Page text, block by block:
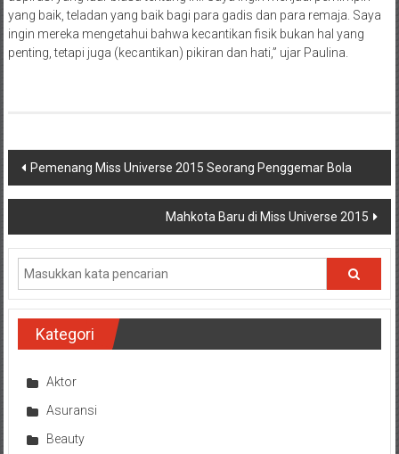
yang baik, teladan yang baik bagi para gadis dan para remaja. Saya
ingin mereka mengetahui bahwa kecantikan fisik bukan hal yang
penting, tetapi juga (kecantikan) pikiran dan hati,” ujar Paulina.
Navigasi
pos
Pemenang Miss Universe 2015 Seorang Penggemar Bola
Mahkota Baru di Miss Universe 2015
Kategori
Aktor
Asuransi
Beauty